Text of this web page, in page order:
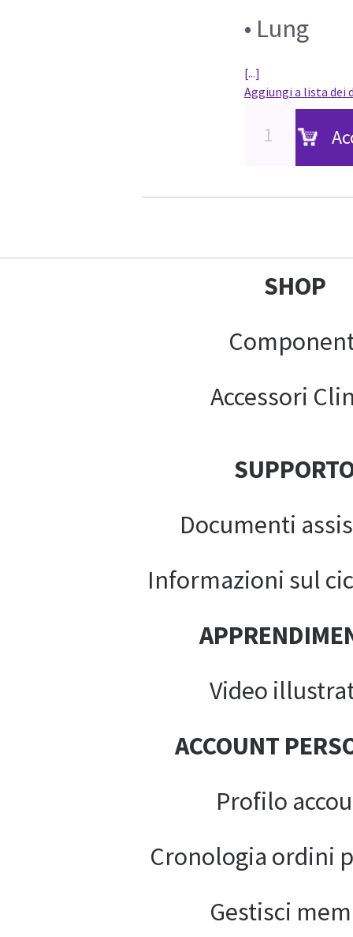
• Lung
[...]
Aggiungi a lista dei
SHOP
Accessori
Documenti
Informazioni sul
Video
ACCOUNT
Profilo
Cronologia ordini
Gestisci